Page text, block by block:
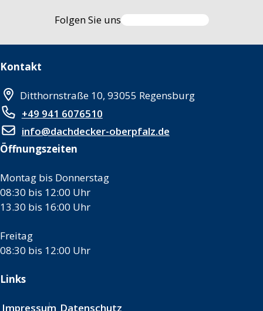
Folgen Sie uns
Kontakt
Ditthornstraße 10, 93055 Regensburg
+49 941 6076510
info@dachdecker-oberpfalz.de
Öffnungszeiten
Montag bis Donnerstag
08:30 bis 12:00 Uhr
13.30 bis 16:00 Uhr
Freitag
08:30 bis 12:00 Uhr
Links
Impressum Datenschutz